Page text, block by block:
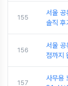
155
서울 공
솔직 후
156
서울 공
점까지
157
사무용